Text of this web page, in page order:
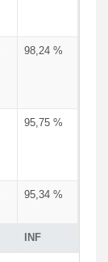
INF
98,24 %
95,75 %
95,34 %